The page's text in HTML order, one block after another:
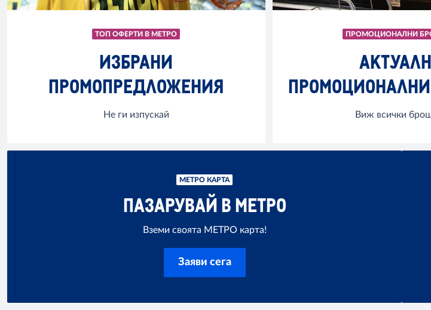
ТОП ОФЕРТИ В МЕТРО
ИЗБРАНИ
ПРОМОПРЕДЛОЖЕНИЯ
Не ги изпускай
ПРОМОЦИОНАЛНИ
Виж всички
МЕТРО КАРТА
ПАЗАРУВАЙ В МЕТРО
Вземи своята МЕТРО карта!
Заяви сега